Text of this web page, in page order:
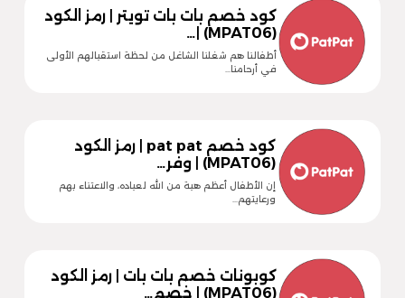
كود خصم بات بات تويتر | رمز الكود
(MPAT06) |…
أطفالنا هم شغلنا الشاغل من لحظة استقبالهم الأولى
في أرحامنا…
كود خصم pat pat | رمز الكود
(MPAT06) | وفر…
إن الأطفال أعظم هبة من الله لعباده، والاعتناء بهم
ورعايتهم…
كوبونات خصم بات بات | رمز الكود
(MPAT06) | خصم…